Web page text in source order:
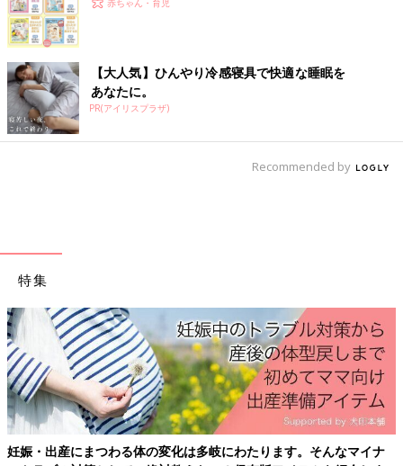
トのあるチャーハンにランクアップ！そのまま食べてもおいしい
ンジされていますね。
5児のママ収納スタイリストが実践！
料理効率がアップする、使いやすいキッ
チン収納ポイント５つ
キッチンって実は、家の中で一番モノが多い場
所と言われています。働きながら子育てしてい
るワーママにとって、キッチンが片づいている
かどうかは重要なポイント！ぜひ効率がよくラ
【大人気】ひんやり冷感寝具で快適な睡眠を
あなたに。
PR(アイリスプラザ)
Recommended by
特集
妊娠・出産にまつわる体の変化は多岐にわたります。そんなマイナ